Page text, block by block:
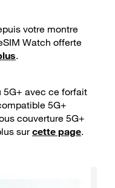
votre montre
Watch offerte
.
5G+ avec ce forfait
5G+
couverture 5G+
surcette page.